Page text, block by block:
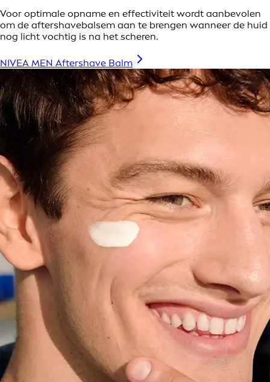
Voor optimale opname en effectiviteit wordt aanbevolen
om de aftershavebalsem aan te brengen wanneer de huid
nog licht vochtig is na het scheren.
NIVEA MEN Aftershave Balm